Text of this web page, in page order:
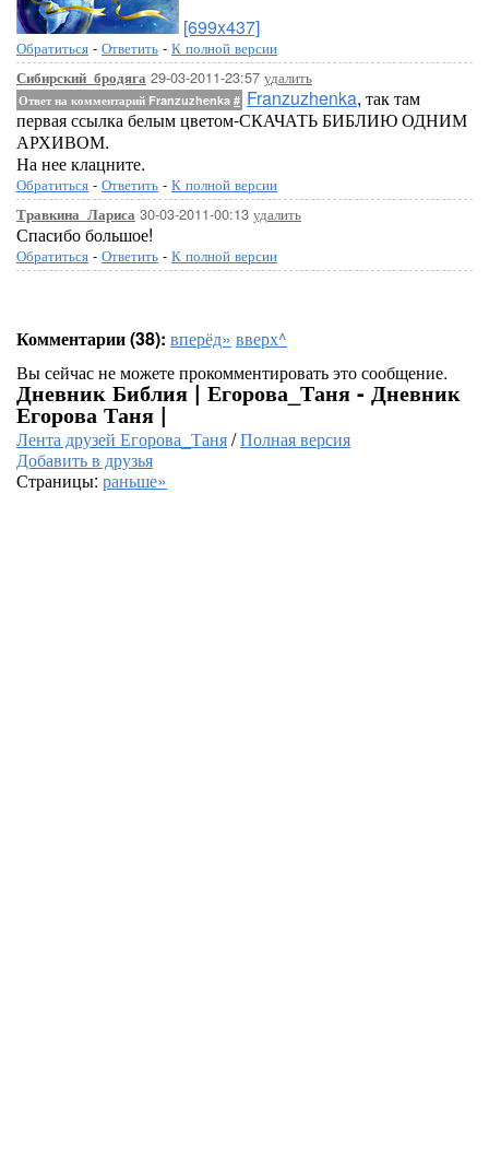
[699x437]
Обратиться - Ответить - К полной версии
Сибирский_бродяга 29-03-2011-23:57 удалить
Ответ на комментарий Franzuzhenka # Franzuzhenka, так там
первая ссылка белым цветом-СКАЧАТЬ БИБЛИЮ ОДНИМ
АРХИВОМ.
На нее клацните.
Обратиться - Ответить - К полной версии
Травкина_Лариса 30-03-2011-00:13 удалить
Спасибо большое!
Обратиться - Ответить - К полной версии
Комментарии (38): вперёд» вверх^
Вы сейчас не можете прокомментировать это сообщение.
Дневник Библия | Егорова_Таня - Дневник
Егорова Таня |
Лента друзей Егорова_Таня/Полная версия
Добавить в друзья
Страницы: раньше»